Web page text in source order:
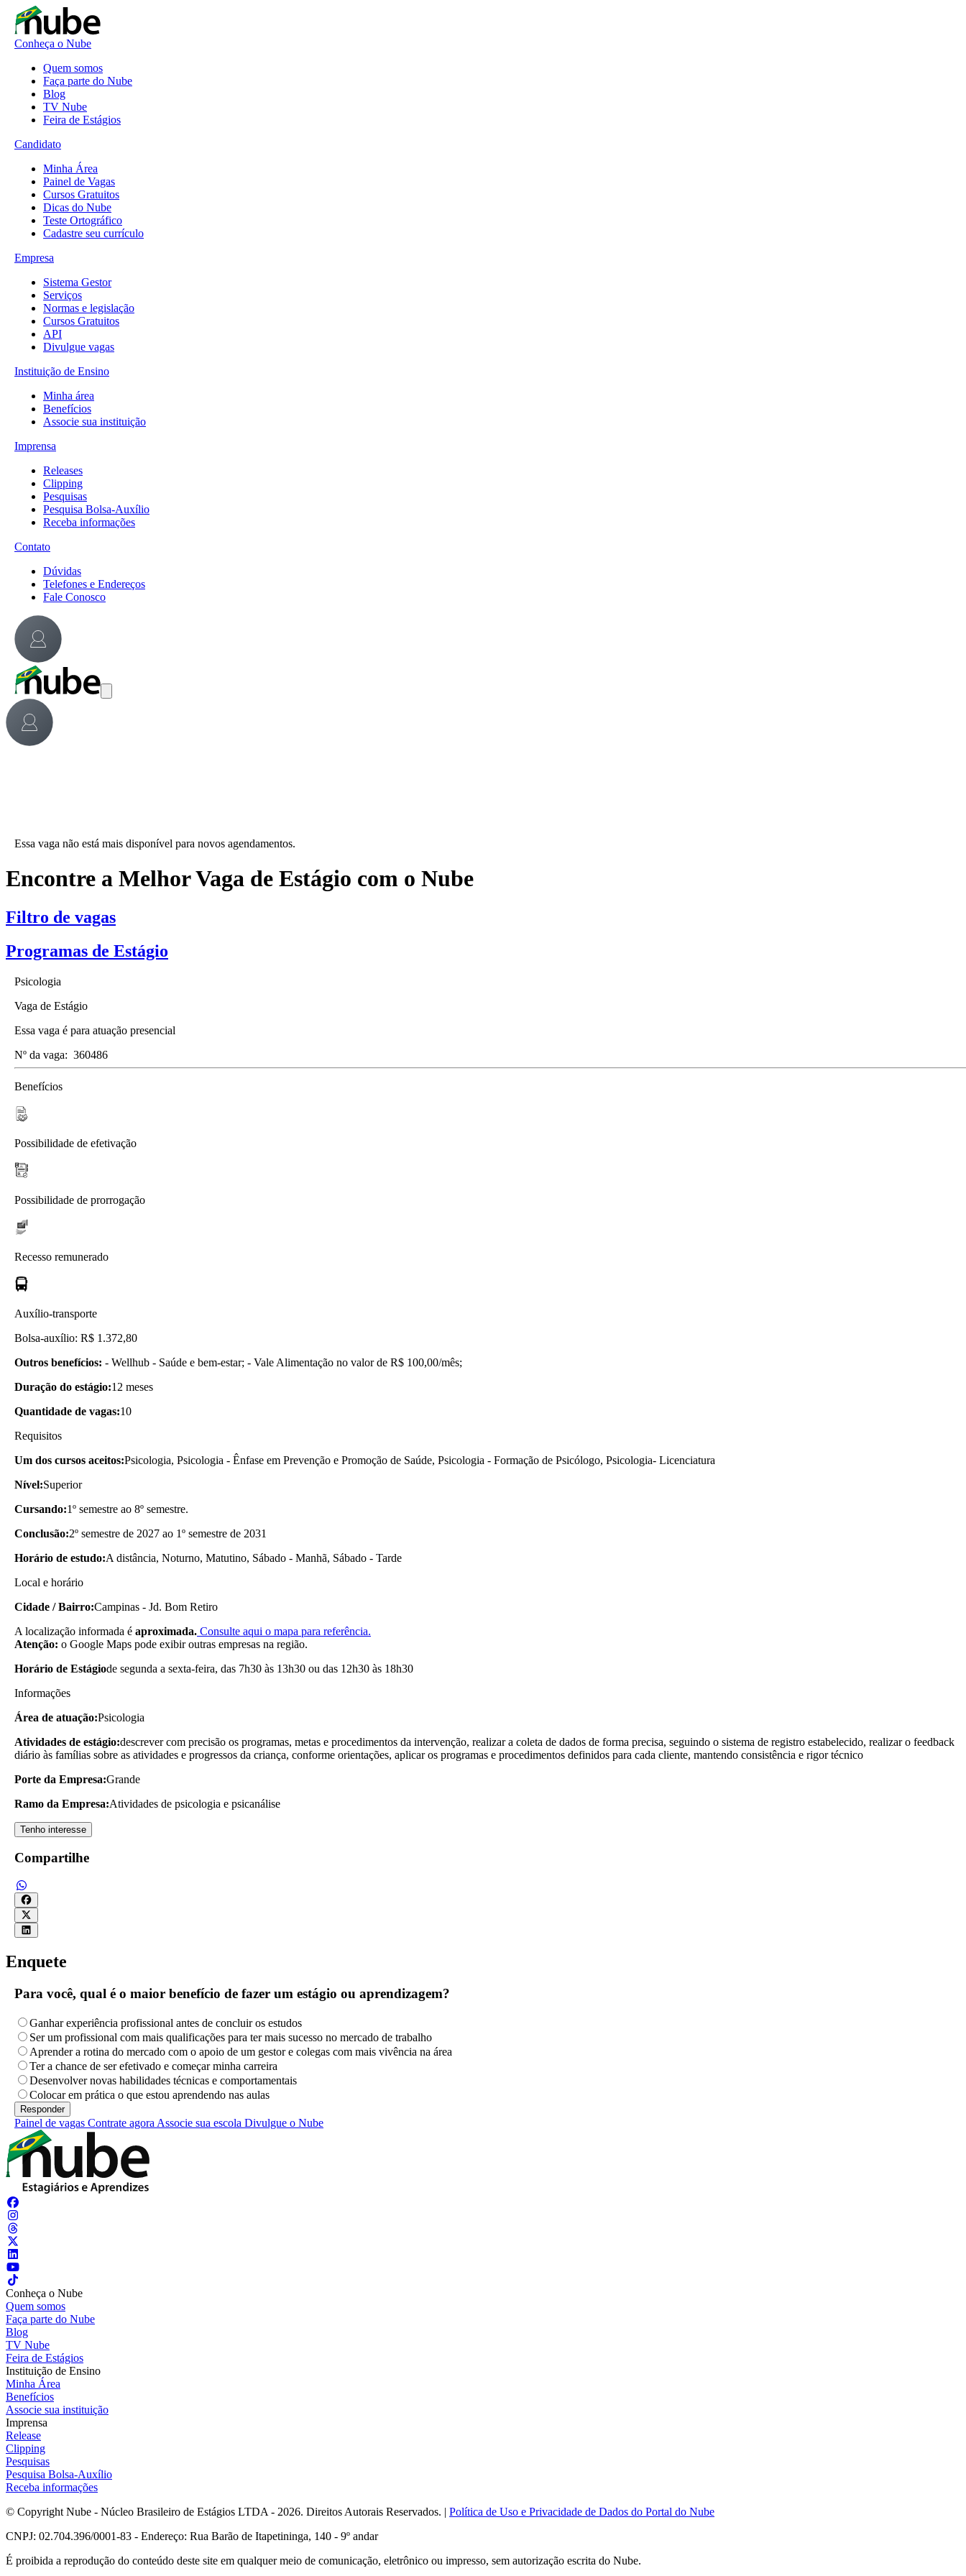
Conheça o Nube
Quem somos
Faça parte do Nube
Blog
TV Nube
Feira de Estágios
Candidato
Minha Área
Painel de Vagas
Cursos Gratuitos
Dicas do Nube
Teste Ortográfico
Cadastre seu currículo
Empresa
Sistema Gestor
Serviços
Normas e legislação
Cursos Gratuitos
API
Divulgue vagas
Instituição de Ensino
Minha área
Benefícios
Associe sua instituição
Imprensa
Releases
Clipping
Pesquisas
Pesquisa Bolsa-Auxílio
Receba informações
Contato
Dúvidas
Telefones e Endereços
Fale Conosco
Essa vaga não está mais disponível para novos agendamentos.
Encontre a Melhor Vaga de Estágio com o Nube
Filtro de vagas
Programas de Estágio
Psicologia
Vaga de Estágio
Essa vaga é para atuação presencial
Nº da vaga: 360486
Benefícios
Possibilidade de efetivação
Possibilidade de prorrogação
Recesso remunerado
Auxílio-transporte
Bolsa-auxílio: R$ 1.372,80
Outros benefícios: - Wellhub - Saúde e bem-estar; - Vale Alimentação no valor de R$ 100,00/mês;
Duração do estágio:12 meses
Quantidade de vagas:10
Requisitos
Um dos cursos aceitos:Psicologia, Psicologia - Ênfase em Prevenção e Promoção de Saúde, Psicologia - Formação de Psicólogo, Psicologia- Licenciatura
Nível:Superior
Cursando:1º semestre ao 8º semestre.
Conclusão:2º semestre de 2027 ao 1º semestre de 2031
Horário de estudo:A distância, Noturno, Matutino, Sábado - Manhã, Sábado - Tarde
Local e horário
Cidade / Bairro:Campinas - Jd. Bom Retiro
A localização informada é aproximada. Consulte aqui o mapa para referência.
Atenção: o Google Maps pode exibir outras empresas na região.
Horário de Estágiode segunda a sexta-feira, das 7h30 às 13h30 ou das 12h30 às 18h30
Informações
Área de atuação:Psicologia
Atividades de estágio:descrever com precisão os programas, metas e procedimentos da intervenção, realizar a coleta de dados de forma precisa, seguindo o sistema de registro estabelecido, realizar o feedback
diário às famílias sobre as atividades e progressos da criança, conforme orientações, aplicar os programas e procedimentos definidos para cada cliente, mantendo consistência e rigor técnico
Porte da Empresa:Grande
Ramo da Empresa:Atividades de psicologia e psicanálise
Tenho interesse
Compartilhe
Enquete
Para você, qual é o maior benefício de fazer um estágio ou aprendizagem?
Ganhar experiência profissional antes de concluir os estudos
Ser um profissional com mais qualificações para ter mais sucesso no mercado de trabalho
Aprender a rotina do mercado com o apoio de um gestor e colegas com mais vivência na área
Ter a chance de ser efetivado e começar minha carreira
Desenvolver novas habilidades técnicas e comportamentais
Colocar em prática o que estou aprendendo nas aulas
Painel de vagas Contrate agora Associe sua escola Divulgue o Nube
Conheça o Nube
Quem somos
Faça parte do Nube
Blog
TV Nube
Feira de Estágios
Instituição de Ensino
Minha Área
Benefícios
Associe sua instituição
Imprensa
Release
Clipping
Pesquisas
Pesquisa Bolsa-Auxílio
Receba informações
© Copyright Nube - Núcleo Brasileiro de Estágios LTDA - 2026. Direitos Autorais Reservados. | Política de Uso e Privacidade de Dados do Portal do Nube
CNPJ: 02.704.396/0001-83 - Endereço: Rua Barão de Itapetininga, 140 - 9º andar
É proibida a reprodução do conteúdo deste site em qualquer meio de comunicação, eletrônico ou impresso, sem autorização escrita do Nube.